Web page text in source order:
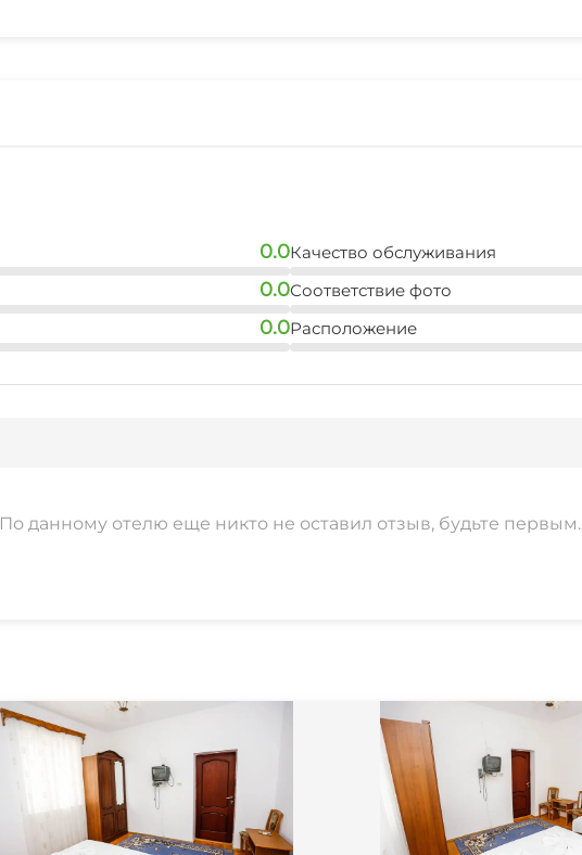
0.0
0.0
0.0
Качество обслуживания
Соответствие фото
Расположение
По данному отелю еще никто не оставил отзыв, будьте первым.